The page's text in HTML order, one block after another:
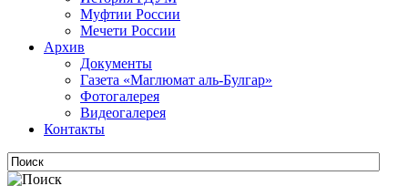
Муфтии России
Мечети России
Архив
Документы
Газета «Маглюмат аль-Булгар»
Фотогалерея
Видеогалерея
Контакты